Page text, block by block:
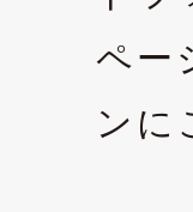
ペー
ンに